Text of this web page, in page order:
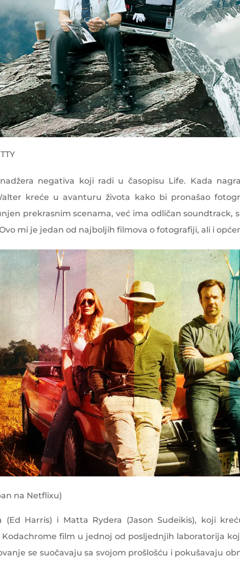
negativa koji radi u časopisu Life. Kada
kreće u avanturu života kako bi pronašao
prekrasnim scenama, već ima odličan soundtrack,
mi je jedan od najboljih filmova o fotografiji, ali i
na Netflixu)
Harris) i Matta Rydera (Jason Sudeikis), koji
film u jednoj od posljednjih laboratorija
se suočavaju sa svojom prošlošću i pokušavaju